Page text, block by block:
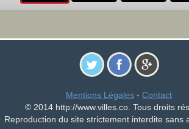
Mentions Légales - Contact
© 2014 http://www.villes.co. Tous droits
Reproduction du site strictement interdite sans